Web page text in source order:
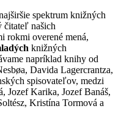
spektrum knižných
čitateľ našich
rokmi overené mená,
knižných
napríklad knihy od
Davida Lagercrantza,
spisovateľov, medzi
Jozef Karika, Jozef Banáš,
Kristína Tormová a